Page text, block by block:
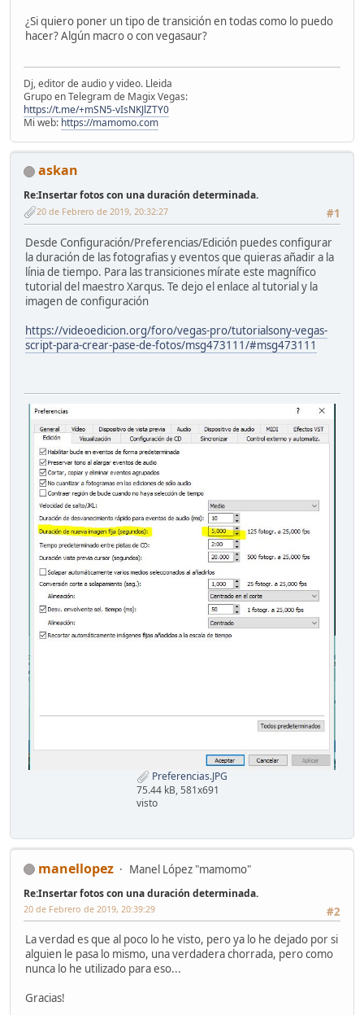
¿Si quiero poner un tipo de transición en todas como lo puedo
hacer? Algún macro o con vegasaur?
Dj, editor de audio y video. Lleida
Grupo en Telegram de Magix Vegas:
https://t.me/+mSN5-vIsNKJlZTY0
Mi web: https://mamomo.com
askan
Re:Insertar fotos con una duración determinada.
#1
20 de Febrero de 2019, 20:32:27
Desde Configuración/Preferencias/Edición puedes configurar
la duración de las fotografias y eventos que quieras añadir a la
línia de tiempo. Para las transiciones mírate este magnífico
tutorial del maestro Xarqus. Te dejo el enlace al tutorial y la
imagen de configuración
https://videoedicion.org/foro/vegas-pro/tutorialsony-vegas-
script-para-crear-pase-de-fotos/msg473111/#msg473111
Preferencias.JPG
75.44 kB, 581x691
visto
manellopez Manel López "mamomo"
Re:Insertar fotos con una duración determinada.
#2
20 de Febrero de 2019, 20:39:29
La verdad es que al poco lo he visto, pero ya lo he dejado por si
alguien le pasa lo mismo, una verdadera chorrada, pero como
nunca lo he utilizado para eso...
Gracias!